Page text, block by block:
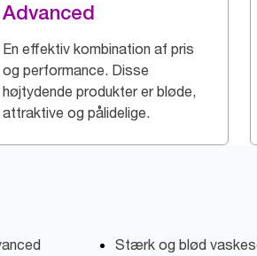
Advanced
En effektiv kombination af pris
og performance. Disse
højtydende produkter er bløde,
attraktive og pålidelige.
Stærk og blød